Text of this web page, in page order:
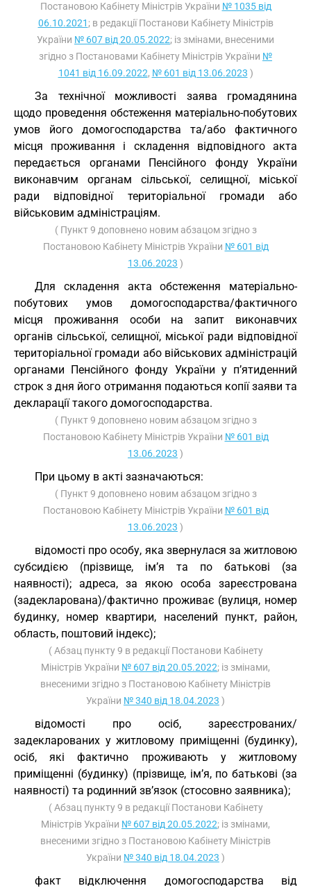
Постановою Кабінету Міністрів України № 1035 від
06.10.2021 ; в редакції Постанови Кабінету Міністрів
України № 607 від 20.05.2022; із змінами, внесеними
згідно з Постановами Кабінету Міністрів України №
1041 від 16.09.2022, № 601 від 13.06.2023 )
За технічної можливості заява громадянина
щодо проведення обстеження матеріально-побутових
умов його домогосподарства та/або фактичного
місця проживання і складення відповідного акта
передається органами Пенсійного фонду України
виконавчим органам сільської, селищної, міської
ради відповідної територіальної громади або
військовим адміністраціям.
( Пункт 9 доповнено новим абзацом згідно з
Постановою Кабінету Міністрів України № 601 від
13.06.2023 )
Для складення акта обстеження матеріально-
побутових умов домогосподарства/фактичного
місця проживання особи на запит виконавчих
органів сільської, селищної, міської ради відповідної
територіальної громади або військових адміністрацій
органами Пенсійного фонду України у п’ятиденний
строк з дня його отримання подаються копії заяви та
декларації такого домогосподарства.
( Пункт 9 доповнено новим абзацом згідно з
Постановою Кабінету Міністрів України № 601 від
13.06.2023 )
При цьому в акті зазначаються:
( Пункт 9 доповнено новим абзацом згідно з
Постановою Кабінету Міністрів України № 601 від
13.06.2023 )
відомості про особу, яка звернулася за житловою
субсидією (прізвище, ім’я та по батькові (за
наявності); адреса, за якою особа зареєстрована
(задекларована)/фактично проживає (вулиця, номер
будинку, номер квартири, населений пункт, район,
область, поштовий індекс);
( Абзац пункту 9 в редакції Постанови Кабінету
Міністрів України № 607 від 20.05.2022; із змінами,
внесеними згідно з Постановою Кабінету Міністрів
України № 340 від 18.04.2023 )
відомості про осіб, зареєстрованих/
задекларованих у житловому приміщенні (будинку),
осіб, які фактично проживають у житловому
приміщенні (будинку) (прізвище, ім’я, по батькові (за
наявності) та родинний зв’язок (стосовно заявника);
( Абзац пункту 9 в редакції Постанови Кабінету
Міністрів України № 607 від 20.05.2022; із змінами,
внесеними згідно з Постановою Кабінету Міністрів
України № 340 від 18.04.2023 )
факт відключення домогосподарства від